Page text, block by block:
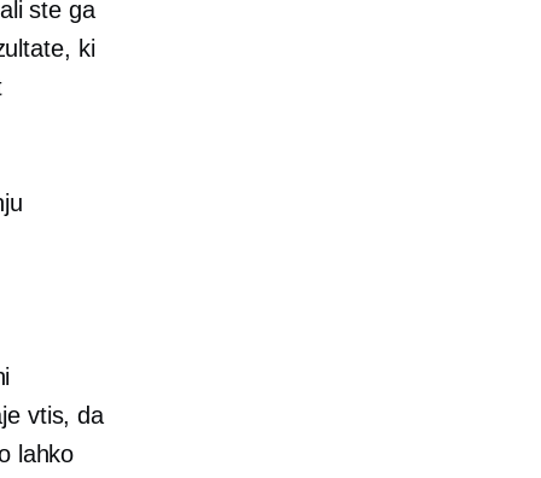
ste ga
ki
vtis, da
lahko